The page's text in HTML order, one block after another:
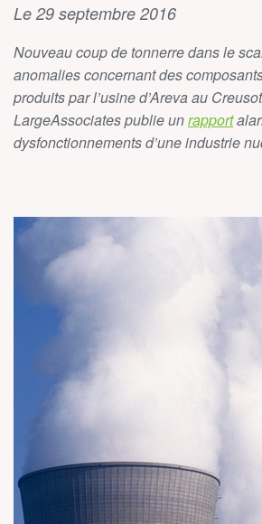
Le 29 septembre 2016
Nouveau coup de tonnerre dans le
anomalies concernant des
produits par l’usine d’Areva au
LargeAssociates publie unrapport
dysfonctionnements d’une industrie